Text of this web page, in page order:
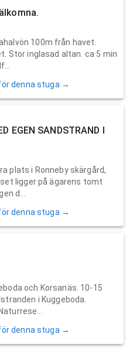
100m från havet.
Stor inglasad altan. ca 5 min
denna stuga →
EGEN SANDSTRAND I
plats i Ronneby skärgård,
ligger på ägarens tomt
d...
denna stuga →
och Korsanäs. 10-15
i Kuggeboda.
denna stuga →